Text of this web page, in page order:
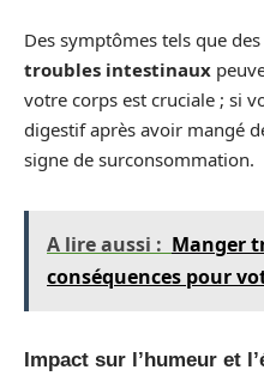
Des symptômes tels que des
troubles intestinaux
votre corps est cruciale ; si
digestif après avoir mangé
signe de surconsommation.
A lire aussi : Manger
conséquences pour
Impact sur l’humeur et